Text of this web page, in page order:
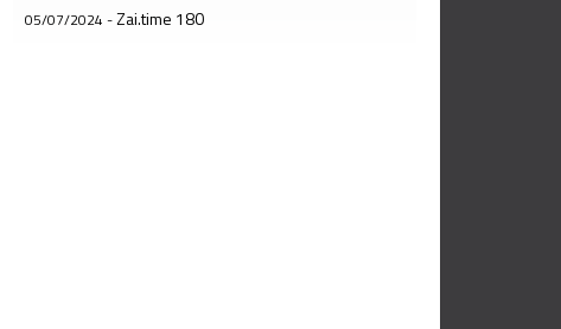
05/07/2024 -Zai.time 180